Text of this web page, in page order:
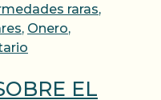
raras,
, Onero,
EL